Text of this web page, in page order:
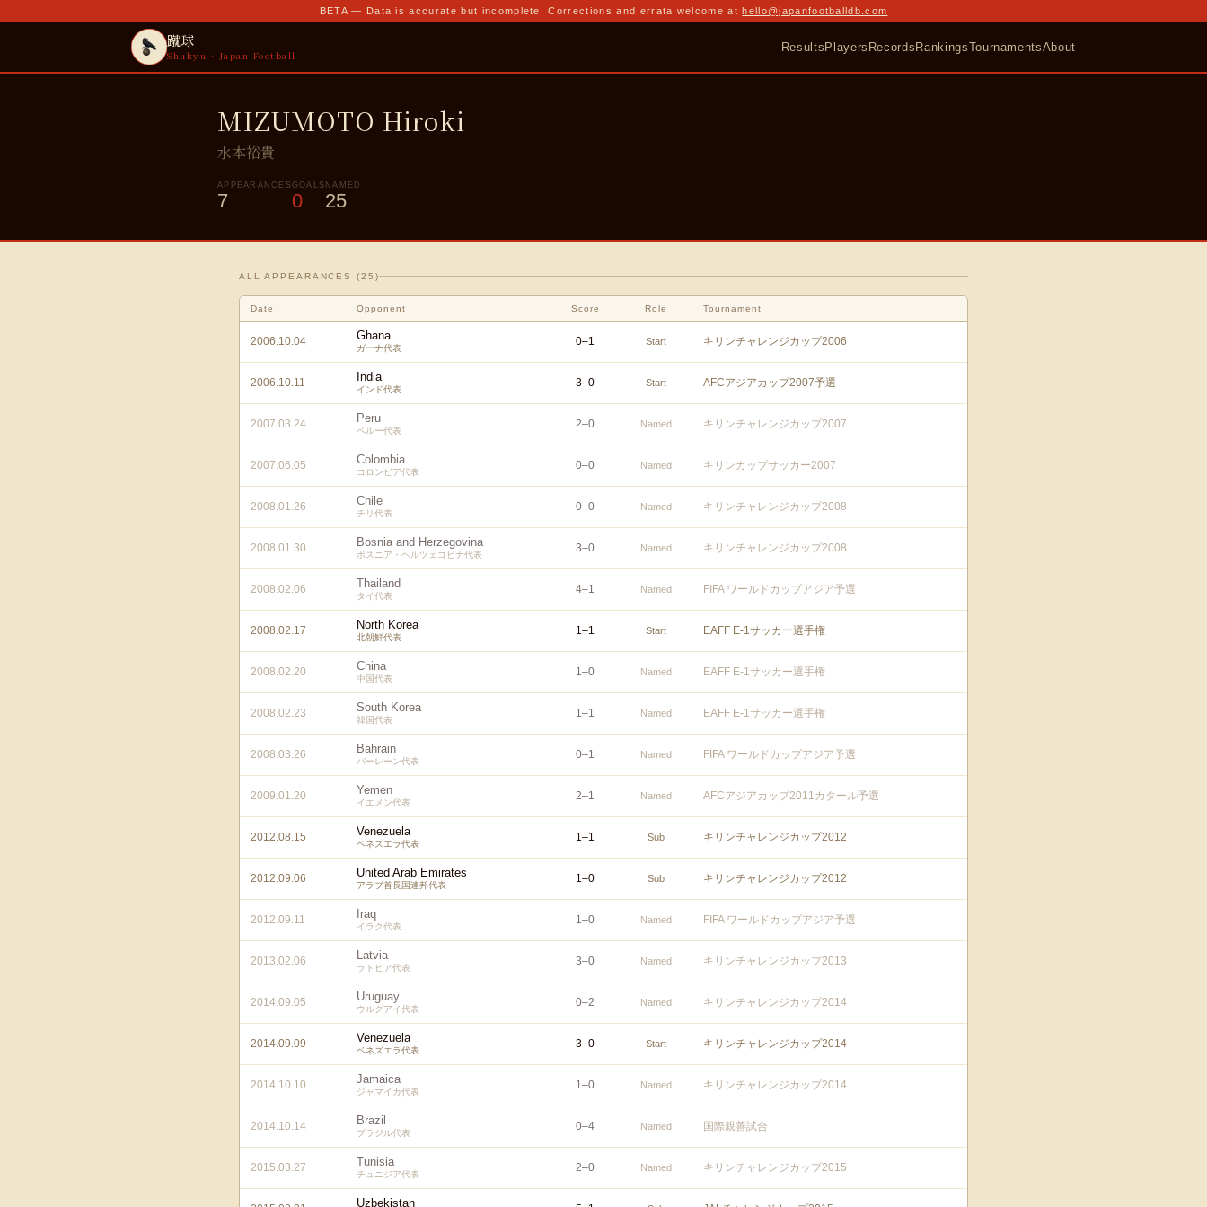
BETA — Data is accurate but incomplete. Corrections and errata welcome at hello@japanfootballdb.com
蹴球
Shukyu · Japan Football
ResultsPlayers RecordsRankingsTournamentsAbout
MIZUMOTO Hiroki
水本裕貴
APPEARANCES
7
GOALS
0
NAMED
25
ALL APPEARANCES (25 )
Date Opponent Score Role Tournament
2006.10.04 Ghana
ガーナ代表
0–1 Start キリンチャレンジカップ2006
2006.10.11 India
インド代表
3–0 Start AFCアジアカップ2007予選
2007.03.24 Peru
ペルー代表
2–0 Named キリンチャレンジカップ2007
2007.06.05 Colombia
コロンビア代表
0–0 Named キリンカップサッカー2007
2008.01.26 Chile
チリ代表
0–0 Named キリンチャレンジカップ2008
2008.01.30 Bosnia and Herzegovina
ボスニア・ヘルツェゴビナ代表
3–0 Named キリンチャレンジカップ2008
2008.02.06 Thailand
タイ代表
4–1 Named FIFA ワールドカップアジア予選
2008.02.17 North Korea
北朝鮮代表
1–1 Start EAFF E-1サッカー選手権
2008.02.20 China
中国代表
1–0 Named EAFF E-1サッカー選手権
2008.02.23 South Korea
韓国代表
1–1 Named EAFF E-1サッカー選手権
2008.03.26 Bahrain
バーレーン代表
0–1 Named FIFA ワールドカップアジア予選
2009.01.20 Yemen
イエメン代表
2–1 Named AFCアジアカップ2011カタール予選
2012.08.15 Venezuela
ベネズエラ代表
1–1 Sub キリンチャレンジカップ2012
2012.09.06 United Arab Emirates
アラブ首長国連邦代表
1–0 Sub キリンチャレンジカップ2012
2012.09.11 Iraq
イラク代表
1–0 Named FIFA ワールドカップアジア予選
2013.02.06 Latvia
ラトビア代表
3–0 Named キリンチャレンジカップ2013
2014.09.05 Uruguay
ウルグアイ代表
0–2 Named キリンチャレンジカップ2014
2014.09.09 Venezuela
ベネズエラ代表
3–0 Start キリンチャレンジカップ2014
2014.10.10 Jamaica
ジャマイカ代表
1–0 Named キリンチャレンジカップ2014
2014.10.14 Brazil
ブラジル代表
0–4 Named 国際親善試合
2015.03.27 Tunisia
チュニジア代表
2–0 Named キリンチャレンジカップ2015
Uzbekistan